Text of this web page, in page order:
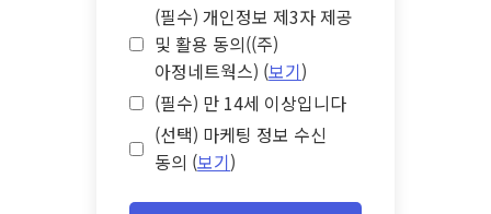
(필수) 개인정보 제3자 제공
및 활용 동의((주)
아정네트웍스) (보기)
(필수) 만 14세 이상입니다
(선택) 마케팅 정보 수신
동의 (보기)